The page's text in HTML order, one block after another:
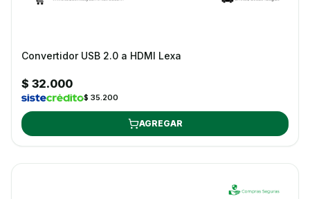
Convertidor USB 2.0 a HDMI Lexa
$ 32.000
$ 35.200
AGREGAR